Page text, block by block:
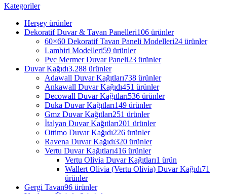
Kategoriler
Herşey ürünler
Dekoratif Duvar & Tavan Panelleri106 ürünler
60×60 Dekoratif Tavan Paneli Modelleri24 ürünler
Lambiri Modelleri59 ürünler
Pvc Mermer Duvar Paneli23 ürünler
Duvar Kağıdı3.288 ürünler
Adawall Duvar Kağıtları738 ürünler
Ankawall Duvar Kağıdı451 ürünler
Decowall Duvar Kağıtları536 ürünler
Duka Duvar Kağıtları149 ürünler
Gmz Duvar Kağıtları251 ürünler
İtalyan Duvar Kağıtları201 ürünler
Ottimo Duvar Kağıdı226 ürünler
Ravena Duvar Kağıdı320 ürünler
Vertu Duvar Kağıtları416 ürünler
Vertu Olivia Duvar Kağıtları1 ürün
Wallert Olivia (Vertu Olivia) Duvar Kağıdı71
ürünler
Gergi Tavan96 ürünler